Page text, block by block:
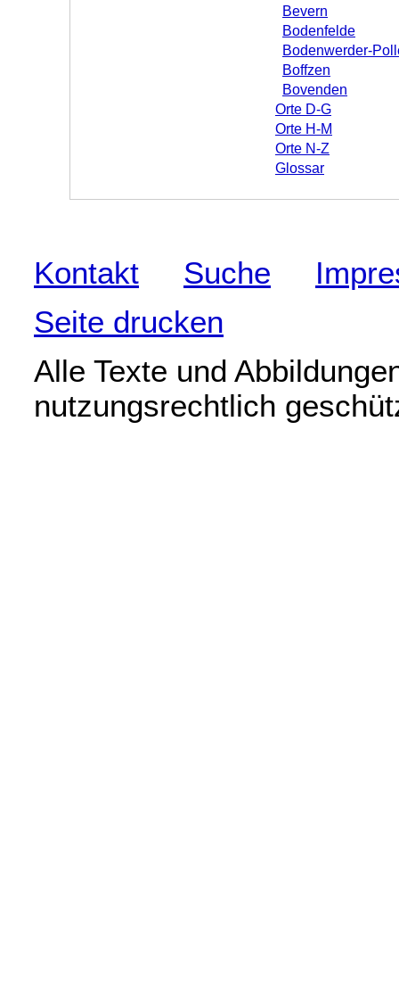
Bevern
Bodenfelde
Bodenwerder-
Boffzen
Bovenden
Orte D-G
Orte H-M
Orte N-Z
Glossar
Kontakt Suche
Seite drucken
Alle Texte und
nutzungsrechtlich